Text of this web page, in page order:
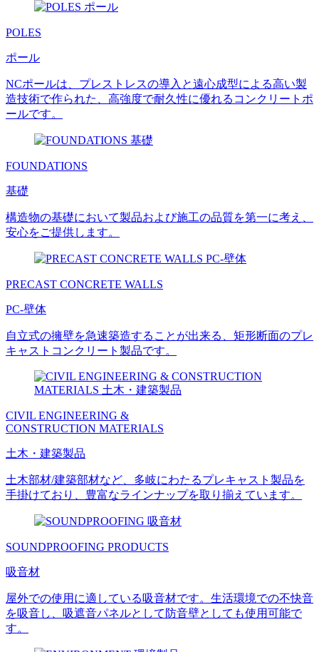
POLES
ポール
NCポールは、プレストレスの導入と遠心成型による高い製
造技術で作られた、高強度で耐久性に優れるコンクリートポ
ールです。
FOUNDATIONS
基礎
構造物の基礎において製品および施工の品質を第一に考え、
安心をご提供します。
PRECAST CONCRETE WALLS
PC-壁体
自立式の擁壁を急速築造することが出来る、矩形断面のプレ
キャストコンクリート製品です。
CIVIL ENGINEERING &
CONSTRUCTION MATERIALS
土木・建築製品
土木部材/建築部材など、多岐にわたるプレキャスト製品を
手掛けており、豊富なラインナップを取り揃えています。
SOUNDPROOFING PRODUCTS
吸音材
屋外での使用に適している吸音材です。生活環境での不快音
を吸音し、吸遮音パネルとして防音壁としても使用可能で
す。